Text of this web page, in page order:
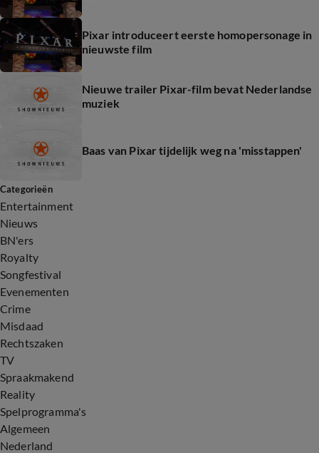
Pixar introduceert eerste homopersonage in
nieuwste film
Nieuwe trailer Pixar-film bevat Nederlandse
muziek
Baas van Pixar tijdelijk weg na 'misstappen'
Categorieën
Entertainment
Nieuws
BN'ers
Royalty
Songfestival
Evenementen
Crime
Misdaad
Rechtszaken
TV
Spraakmakend
Reality
Spelprogramma's
Algemeen
Nederland